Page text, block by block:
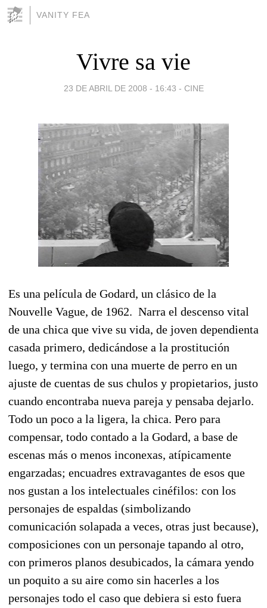
VANITY FEA
Vivre sa vie
23 DE ABRIL DE 2008 - 16:43 - CINE
Es una película de Godard, un clásico de la
Nouvelle Vague, de 1962. Narra el descenso vital
de una chica que vive su vida, de joven dependienta
casada primero, dedicándose a la prostitución
luego, y termina con una muerte de perro en un
ajuste de cuentas de sus chulos y propietarios, justo
cuando encontraba nueva pareja y pensaba dejarlo.
Todo un poco a la ligera, la chica. Pero para
compensar, todo contado a la Godard, a base de
escenas más o menos inconexas, atípicamente
engarzadas; encuadres extravagantes de esos que
nos gustan a los intelectuales cinéfilos: con los
personajes de espaldas (simbolizando
comunicación solapada a veces, otras just because),
composiciones con un personaje tapando al otro,
con primeros planos desubicados, la cámara yendo
un poquito a su aire como sin hacerles a los
personajes todo el caso que debiera si esto fuera